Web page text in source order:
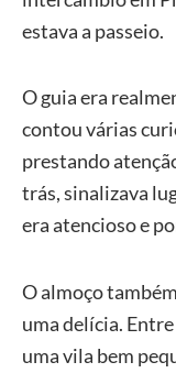
estava a passeio.
O guia era
contou várias
prestando
trás, sinalizava
era atencioso e
O almoço
uma delícia.
uma vila bem